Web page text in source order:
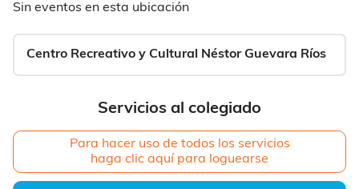
Servicios al colegiado
Para hacer uso de todos los servicios
haga clic aquí para loguearse
Sin eventos en esta ubicación
Centro Recreativo y Cultural Néstor Guevara Ríos